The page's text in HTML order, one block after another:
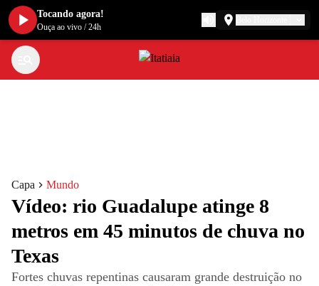
Capa Mundo
Vídeo: rio Guadalupe atinge 8
metros em 45 minutos de chuva no
Texas
Fortes chuvas repentinas causaram grande destruição no
Tocando agora!
Ouça ao vivo /24h